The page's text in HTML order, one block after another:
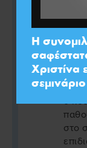
ο
στο
Η
Χριστίνα